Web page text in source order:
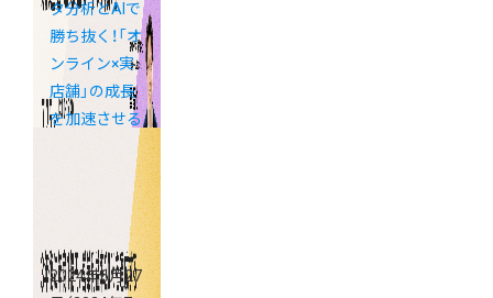
タ分析とAIで
勝ち抜く！「オ
ンライン×実
店舗」の成長
を加速させる
ビジネス戦略
2024年6月27